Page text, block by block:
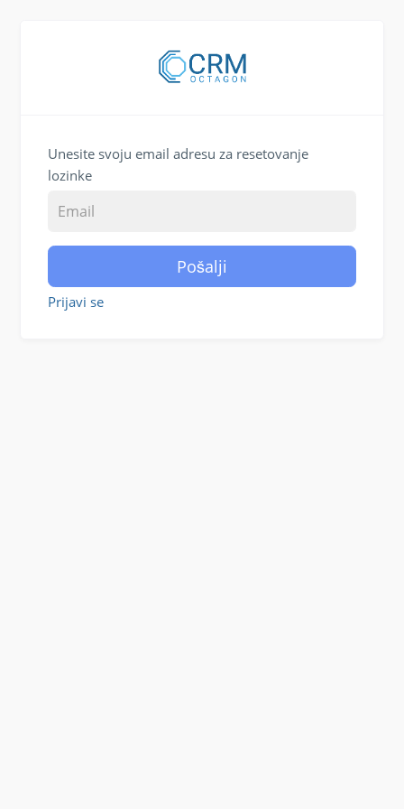
Unesite svoju email adresu za resetovanje
lozinke
Pošalji
Prijavi se